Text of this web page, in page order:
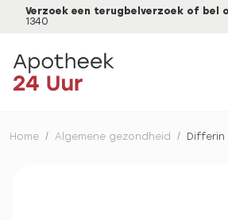
Verzoek een terugbelverzoek of bel
1340
Home / Algemene gezondheid / Differin